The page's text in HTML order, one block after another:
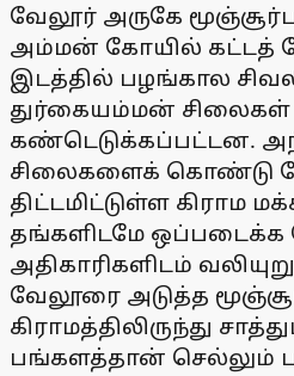
வேலூர் அருகே
அம்மன் கோயில் கட்டத்
இடத்தில் பழங்கால
துர்கையம்மன் சிலைகள்
கண்டெடுக்கப்பட்டன.
சிலைகளைக் கொண்டு
திட்டமிட்டுள்ள கிராம
தங்களிடமே
அதிகாரிகளிடம்
வேலூரை அடுத்த
கிராமத்திலிருந்து
பங்களத்தான் செல்லும்